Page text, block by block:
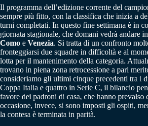
Il programma dell’edizione corrente del
sempre più fitto, con la classifica che inizia a
turni completati. In questo fine settimana è in
giornata stagionale, che domani vedrà andare
Como e Venezia. Si tratta di un confronto
fronteggiarsi due squadre in difficoltà e al
lotta per il mantenimento della categoria.
trovano in piena zona retrocessione a pari
consideriamo gli ultimi cinque precedenti tra i
Coppa Italia e quattro in Serie C, il bilancio
favore dei padroni di casa, che hanno prevalso
occasione, invece, si sono imposti gli ospiti,
la contesa è terminata in parità.